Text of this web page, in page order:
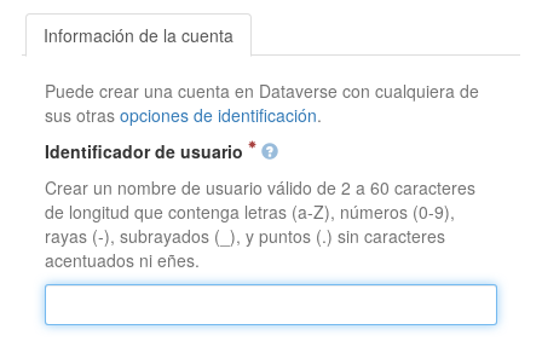
Información de la cuenta
Puede crear una cuenta en Dataverse con cualquiera de
sus otrasopciones de identificación.
Identificador de usuario
Crear un nombre de usuario válido de 2 a 60 caracteres
de longitud que contenga letras (a-Z), números (0-9),
rayas (-), subrayados (_), y puntos (.) sin caracteres
acentuados ni eñes.